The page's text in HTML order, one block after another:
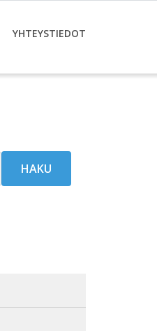
YHTEYSTIEDOT
HAKU